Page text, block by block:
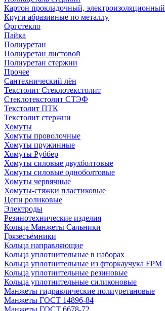
Картон прокладочный, электроизоляционный
Круги абразивные по металлу
Оргстекло
Пайка
Полиуретан
Полиуретан листовой
Полиуретан стержни
Прочее
Сантехнический лён
Текстолит Стеклотекстолит
Стеклотекстолит СТЭФ
Текстолит ПТК
Текстолит стержни
Хомуты
Хомуты проволочные
Хомуты пружинные
Хомуты Руббер
Хомуты силовые двухболтовые
Хомуты силовые одноболтовые
Хомуты червячные
Хомуты-стяжки пластиковые
Цепи роликовые
Электроды
Резинотехнические изделия
Кольца Манжеты Сальники
Грязесъёмники
Кольца направляющие
Кольца уплотнительные в наборах
Кольца уплотнительные из фторкаучука FPM
Кольца уплотнительные резиновые
Кольца уплотнительные силиконовые
Манжеты гидравлические полиуретановые
Манжеты ГОСТ 14896-84
Манжеты ГОСТ 6678-72